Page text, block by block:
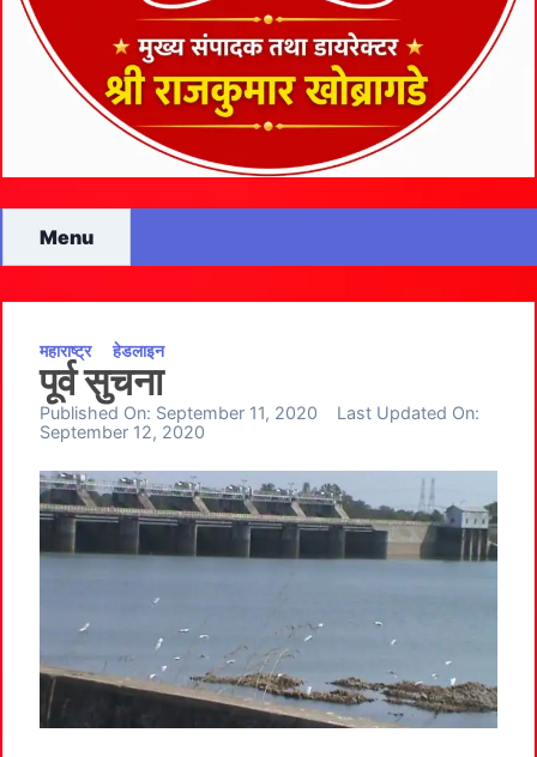
Menu
महाराष्ट्र हेडलाइन
पूर्व सुचना
Published On: September 11, 2020
Last Updated On:
September 12, 2020